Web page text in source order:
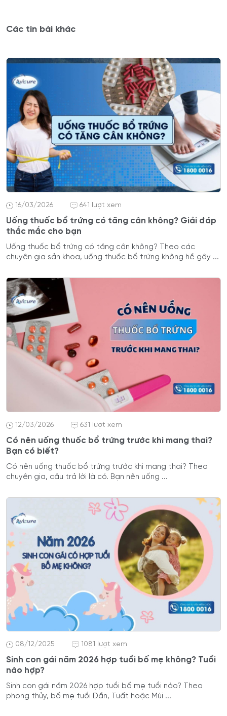
Các tin bài khác
16/03/2026 641 lượt xem
Uống thuốc bổ trứng có tăng cân không? Giải đáp
thắc mắc cho bạn
Uống thuốc bổ trứng có tăng cân không? Theo các
chuyên gia sản khoa, uống thuốc bổ trứng không hề gây ...
12/03/2026 631 lượt xem
Có nên uống thuốc bổ trứng trước khi mang thai?
Bạn có biết?
Có nên uống thuốc bổ trứng trước khi mang thai? Theo
chuyên gia, câu trả lời là có. Bạn nên uống ...
08/12/2025 1081 lượt xem
Sinh con gái năm 2026 hợp tuổi bố mẹ không? Tuổi
nào hợp?
Sinh con gái năm 2026 hợp tuổi bố mẹ tuổi nào? Theo
phong thủy, bố mẹ tuổi Dần, Tuất hoặc Mùi ...